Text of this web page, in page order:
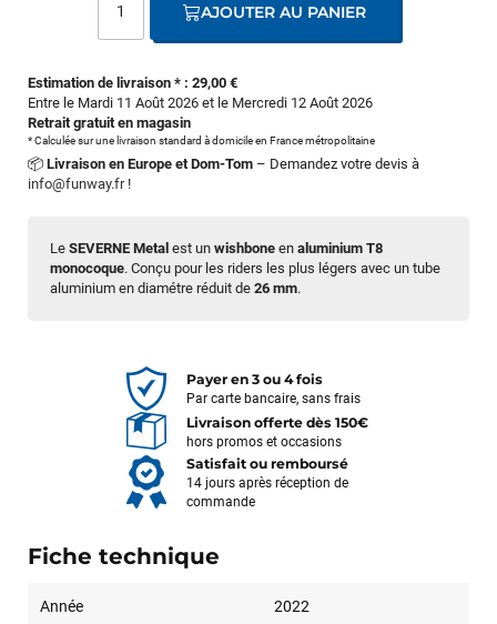
Le SEVERNE Metal est un wishbone en aluminium T8
monocoque. Conçu pour les riders les plus légers avec un tube
aluminium en diamétre réduit de 26 mm.
Estimation de livraison * : 29,00 €
Entre le Mardi 11 Août 2026 et le Mercredi 12 Août 2026
Retrait gratuit en magasin
* Calculée sur une livraison standard à domicile en France métropolitaine
📦 Livraison en Europe et Dom-Tom – Demandez votre devis à
info@funway.fr!
AJOUTER AU PANIER
Payer en 3 ou 4 fois
Par carte bancaire, sans frais
Livraison offerte dès 150€
hors promos et occasions
Satisfait ou remboursé
14 jours après réception de
commande
Fiche technique
Année 2022